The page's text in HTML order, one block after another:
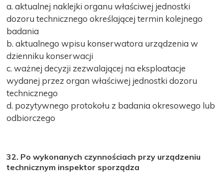
a. aktualnej naklejki organu właściwej jednostki
dozoru technicznego określającej termin kolejnego
badania
b. aktualnego wpisu konserwatora urządzenia w
dzienniku konserwacji
c. ważnej decyzji zezwalającej na eksploatacje
wydanej przez organ właściwej jednostki dozoru
technicznego
d. pozytywnego protokołu z badania okresowego lub
odbiorczego
32. Po wykonanych czynnościach przy urządzeniu
technicznym inspektor sporządza